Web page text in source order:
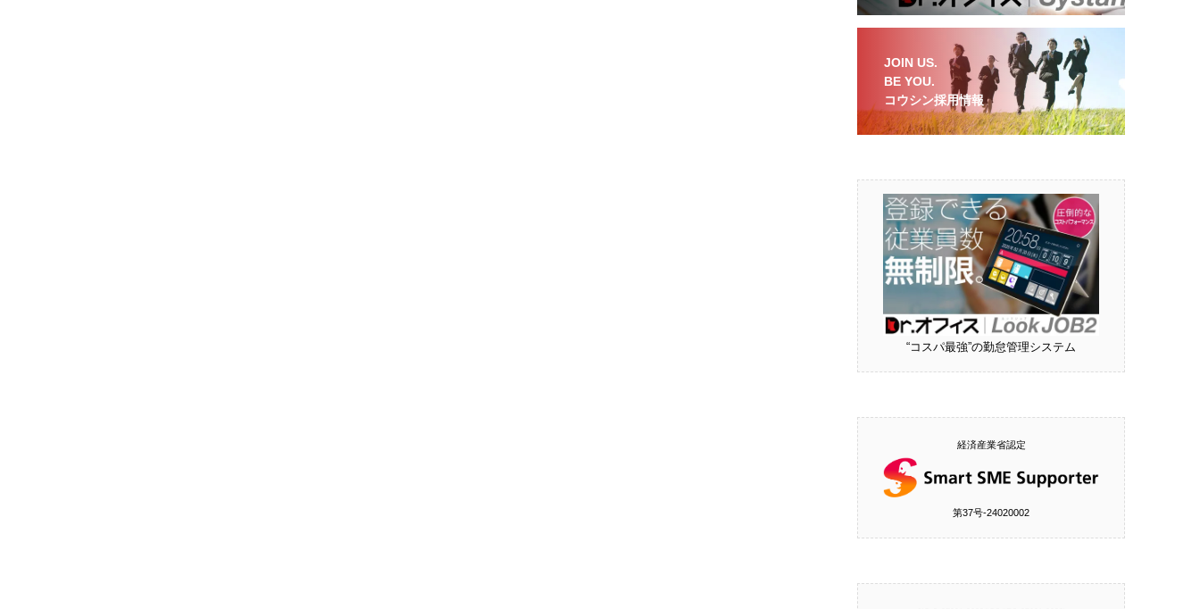
JOIN US.
BE YOU.
コウシン採用情報
“コスパ最強”の勤怠管理システム
経済産業省認定
第37号‐24020002